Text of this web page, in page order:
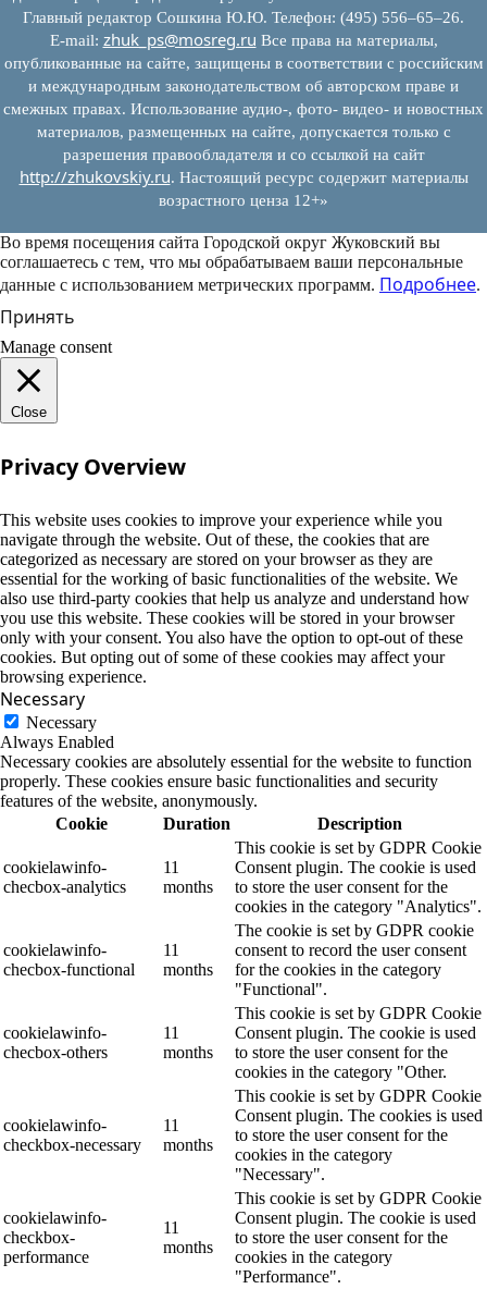
Главный редактор Сошкина Ю.Ю. Телефон: (495) 556–65–26.
E‑mail: zhuk_ps@mosreg.ru Все права на материалы,
опубликованные на сайте, защищены в соответствии с российским
и международным законодательством об авторском праве и
смежных правах. Использование аудио-, фото- видео- и новостных
материалов, размещенных на сайте, допускается только с
разрешения правообладателя и со ссылкой на сайт
http://zhukovskiy.ru. Настоящий ресурс содержит материалы
возрастного ценза 12+»
Во время посещения сайта Городской округ Жуковский вы
соглашаетесь с тем, что мы обрабатываем ваши персональные
данные с использованием метрических программ. Подробнее.
Принять
Manage consent
Close
Privacy Overview
This website uses cookies to improve your experience while you
navigate through the website. Out of these, the cookies that are
categorized as necessary are stored on your browser as they are
essential for the working of basic functionalities of the website. We
also use third-party cookies that help us analyze and understand how
you use this website. These cookies will be stored in your browser
only with your consent. You also have the option to opt-out of these
cookies. But opting out of some of these cookies may affect your
browsing experience.
Necessary
Necessary
Always Enabled
Necessary cookies are absolutely essential for the website to function
properly. These cookies ensure basic functionalities and security
features of the website, anonymously.
Cookie
Duration Description
cookielawinfo-
checbox-analytics
11
months
This cookie is set by GDPR Cookie
Consent plugin. The cookie is used
to store the user consent for the
cookies in the category "Analytics".
cookielawinfo-
checbox-functional
11
months
The cookie is set by GDPR cookie
consent to record the user consent
for the cookies in the category
"Functional".
cookielawinfo-
checbox-others
11
months
This cookie is set by GDPR Cookie
Consent plugin. The cookie is used
to store the user consent for the
cookies in the category "Other.
cookielawinfo-
checkbox-necessary
11
months
This cookie is set by GDPR Cookie
Consent plugin. The cookies is used
to store the user consent for the
cookies in the category
"Necessary".
cookielawinfo-
checkbox-
performance
11
months
This cookie is set by GDPR Cookie
Consent plugin. The cookie is used
to store the user consent for the
cookies in the category
"Performance".